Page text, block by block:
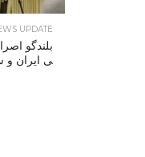
UPDATE
بلندگو
ی ایران و